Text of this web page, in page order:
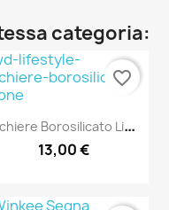
categoria:
B
Icchiere Borosilicato Limone
13,00 €
favorite_border